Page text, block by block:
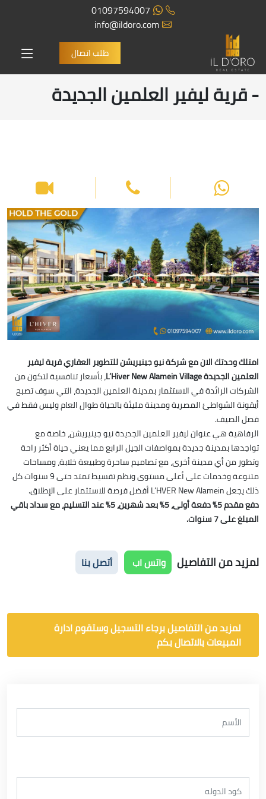
01097594007
info@ildoro.com
طلب اتصال
- قرية ليفير العلمين الجديدة
امتلك وحدتك الان مع شركة نيو جينيريشن للتطوير العقاري قرية ليفير
العلمين الجديدة L’Hiver New Alamein Village
، بأسعار تنافسية لتكون من
الشركات الرائدة في الاستثمار بمدينة العلمين الجديدة، التي سوف تصبح
أيقونة الشواطئ المصرية ومدينة مليئة بالحياة طوال العام وليس فقط في
فصل الصيف.
الرفاهية هي عنوان ليفير العلمين الجديدة نيو جينيريشن، خاصة مع
تواجدها بمدينة جديدة بمواصفات الجيل الرابع مما يعني حياة أكثر راحة
وتطور من أي مدينة أخرى، مع تصاميم ساحرة وطبيعة خلابة، ومساحات
متنوعة وخدمات على أعلى مستوى ونظم تقسيط تمتد حتى 9 سنوات كل
ذلك يجعل L’HVER New Alamein أفضل فرصة للاستثمار على الإطلاق.
دفع مقدم 5% دفعة أولى، 5% بعد شهرين، 5% عند التسليم، مع سداد باقي
المبلغ على 7 سنوات.
لمزيد من التفاصيل واتس اب أتصل بنا
لمزيد من التفاصيل برجاء التسجيل وستقوم ادارة
المبيعات بالاتصال بكم